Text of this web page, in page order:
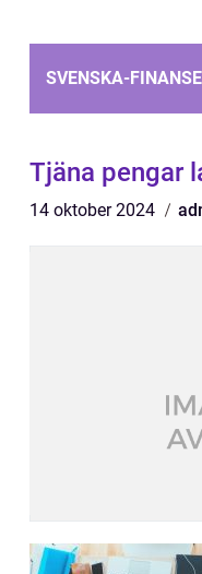
SVENSKA-
Tjäna pengar
14 oktober 2024